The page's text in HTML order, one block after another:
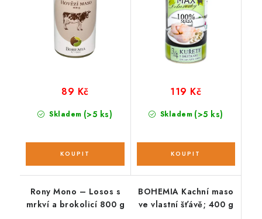
Skladem (>5 ks)
89 Kč
Skladem (>5 ks)
119 Kč
Rony Mono – Losos s
mrkví a brokolicí 800 g
BOHEMIA Kachní maso
ve vlastní šťávě; 400 g